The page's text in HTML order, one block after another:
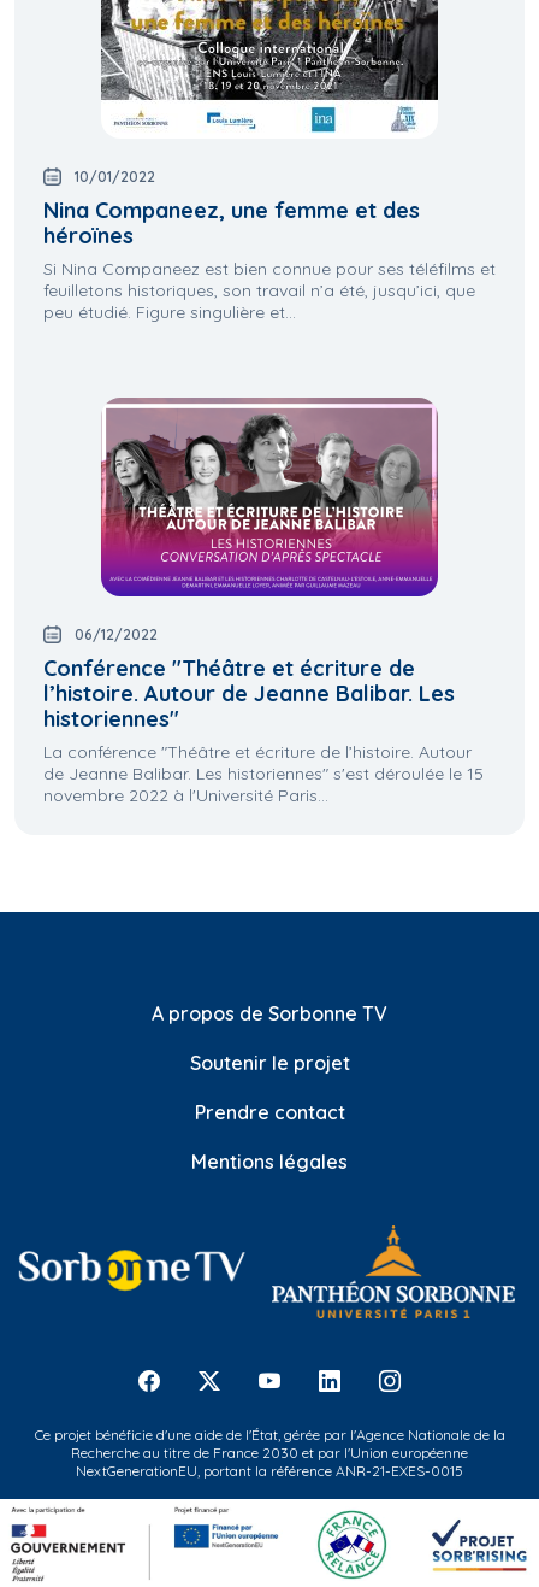
10/01/2022
Nina Companeez, une femme et des
héroïnes
Si Nina Companeez est bien connue pour ses téléfilms et
feuilletons historiques, son travail n’a été, jusqu’ici, que
peu étudié. Figure singulière et...
06/12/2022
Conférence "Théâtre et écriture de
l’histoire. Autour de Jeanne Balibar. Les
historiennes"
La conférence "Théâtre et écriture de l’histoire. Autour
de Jeanne Balibar. Les historiennes" s'est déroulée le 15
novembre 2022 à l'Université Paris...
A propos de Sorbonne TV
Soutenir le projet
Prendre contact
Mentions légales
Ce projet bénéficie d'une aide de l'État, gérée par l'Agence Nationale de la
Recherche au titre de France 2030 et par l'Union européenne
NextGenerationEU, portant la référence ANR-21-EXES-0015